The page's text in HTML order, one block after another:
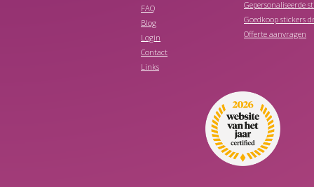
FAQ
Blog
Login
Contact
Links
Gepersonaliseerde
Goedkoop stickers
Offerte aanvragen